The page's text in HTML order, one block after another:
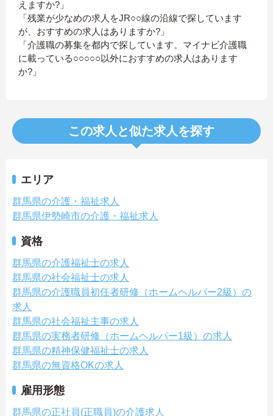
えますか?」
「残業が少なめの求人をJR○○線の沿線で探しています
が、おすすめの求人はありますか?」
「介護職の募集を都内で探しています。マイナビ介護職
に載っている○○○○○以外におすすめの求人はあります
か?」
この求人と似た求人を探す
エリア
群馬県の介護・福祉求人
群馬県伊勢崎市の介護・福祉求人
資格
群馬県の介護福祉士の求人
群馬県の社会福祉士の求人
群馬県の介護職員初任者研修（ホームヘルパー2級）の
求人
群馬県の社会福祉主事の求人
群馬県の実務者研修（ホームヘルパー1級）の求人
群馬県の精神保健福祉士の求人
群馬県の無資格OKの求人
雇用形態
群馬県の正社員(正職員)の介護求人